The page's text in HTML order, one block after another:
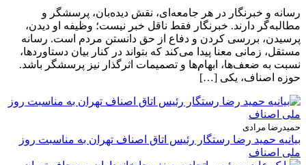
رسانه و خبرنگار در هر جامعه‌ای، نقش دیده‌بان، پرسشگر و
مطالبه‌گر دارند. خبرنگار فقط ناقل خبر نیست؛ وظیفه او دیدن،
پرسیدن، بررسی کردن و دفاع از حق دانستن مردم است. رسانه
مستقل، زمانی معنا پیدا می‌کند که بتواند در کنار بیان دستاوردها،
نسبت به ضعف‌ها، ابهام‌ها و تصمیمات اثرگذار نیز پرسشگر باشد.
حوزه اصناف، یکی […]
حمیدرضا مرادی
بیانیه حمید رضا رستگار رئیس اتاق اصناف تهران به مناسبت روز
ملی اصناف